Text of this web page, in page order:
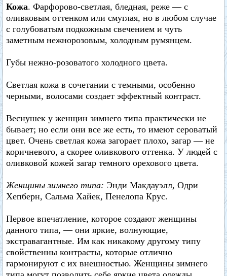
Кожа. Фарфорово-светлая, бледная, реже — с
оливковым оттенком или смуглая, но в любом случае
с голубоватым подкожным свечением и чуть
заметным нежнорозовым, холодным румянцем.
Губы нежно-розоватого холодного цвета.
Светлая кожа в сочетании с темными, особенно
черными, волосами создает эффектный контраст.
Веснушек у женщин зимнего типа практически не
бывает; но если они все же есть, то имеют сероватый
цвет. Очень светлая кожа загорает плохо, загар — не
коричневого, а скорее оливкового оттенка. У людей с
оливковой кожей загар темного орехового цвета.
Женщины зимнего типа: Энди Макдауэлл, Одри
Хепберн, Сальма Хайек, Пенелопа Крус.
Первое впечатление, которое создают женщины
данного типа, — они яркие, волнующие,
экстравагантные. Им как никакому другому типу
свойственны контрасты, которые отлично
гармонируют с их внешностью. Женщины зимнего